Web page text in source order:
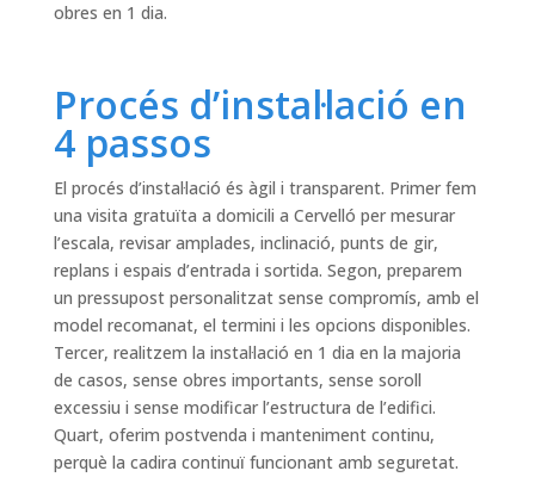
obres en 1 dia.
Procés d’instal·lació en
4 passos
El procés d’instal·lació és àgil i transparent. Primer fem
una visita gratuïta a domicili a Cervelló per mesurar
l’escala, revisar amplades, inclinació, punts de gir,
replans i espais d’entrada i sortida. Segon, preparem
un pressupost personalitzat sense compromís, amb el
model recomanat, el termini i les opcions disponibles.
Tercer, realitzem la instal·lació en 1 dia en la majoria
de casos, sense obres importants, sense soroll
excessiu i sense modificar l’estructura de l’edifici.
Quart, oferim postvenda i manteniment continu,
perquè la cadira continuï funcionant amb seguretat.